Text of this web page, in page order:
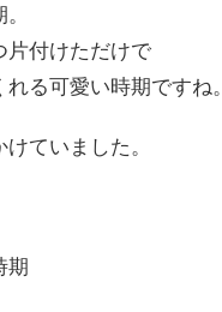
片付けただけで
る可愛い時期ですね。
ていました。
期